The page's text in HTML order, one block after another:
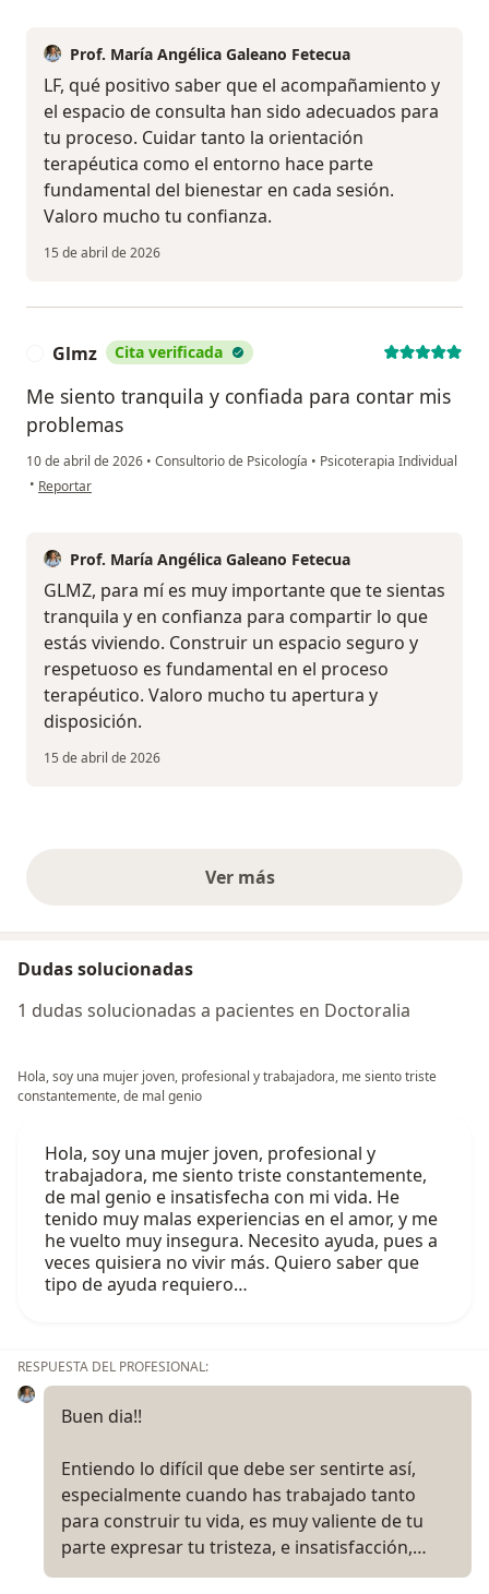
Prof. María Angélica Galeano Fetecua
LF, qué positivo saber que el acompañamiento y
el espacio de consulta han sido adecuados para
tu proceso. Cuidar tanto la orientación
terapéutica como el entorno hace parte
fundamental del bienestar en cada sesión.
Valoro mucho tu confianza.
15 de abril de 2026
Glmz Cita verificada
Me siento tranquila y confiada para contar mis
problemas
10 de abril de 2026 • Consultorio de Psicología • Psicoterapia Individual
• en opinión del usuario Glmz
Reportar
Prof. María Angélica Galeano Fetecua
GLMZ, para mí es muy importante que te sientas
tranquila y en confianza para compartir lo que
estás viviendo. Construir un espacio seguro y
respetuoso es fundamental en el proceso
terapéutico. Valoro mucho tu apertura y
disposición.
15 de abril de 2026
Ver másopiniones anteriores
Dudas solucionadas
1 dudas solucionadas a pacientes en Doctoralia
Hola, soy una mujer joven, profesional y trabajadora, me siento triste
constantemente, de mal genio
Hola, soy una mujer joven, profesional y
trabajadora, me siento triste constantemente,
de mal genio e insatisfecha con mi vida. He
tenido muy malas experiencias en el amor, y me
he vuelto muy insegura. Necesito ayuda, pues a
veces quisiera no vivir más. Quiero saber que
tipo de ayuda requiero…
RESPUESTA DEL PROFESIONAL:
Buen dia!!
Entiendo lo difícil que debe ser sentirte así,
especialmente cuando has trabajado tanto
para construir tu vida, es muy valiente de tu
parte expresar tu tristeza, e insatisfacción,…